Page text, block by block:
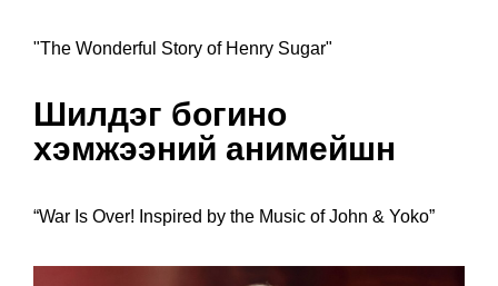
"The Wonderful Story of Henry Sugar"
Шилдэг богино
хэмжээний анимейшн
“War Is Over! Inspired by the Music of John & Yoko”